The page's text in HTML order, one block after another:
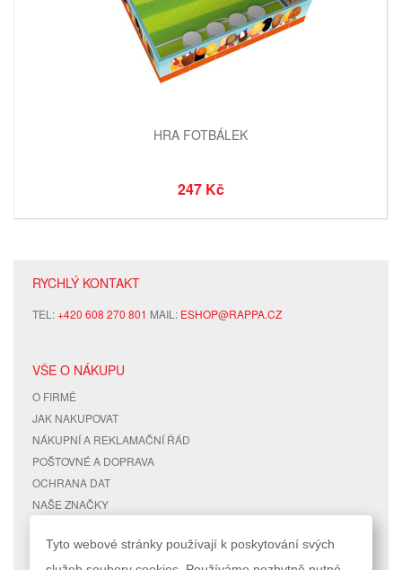
HRA FOTBÁLEK
247 Kč
RYCHLÝ KONTAKT
TEL:+420 608 270 801 MAIL: ESHOP@RAPPA.CZ
VŠE O NÁKUPU
O FIRMĚ
JAK NAKUPOVAT
NÁKUPNÍ A REKLAMAČNÍ ŘÁD
POŠTOVNÉ A DOPRAVA
OCHRANA DAT
NAŠE ZNAČKY
Tyto webové stránky používají k poskytování svých